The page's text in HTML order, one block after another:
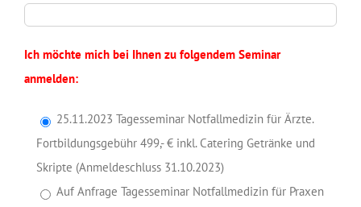
Ich möchte mich bei Ihnen zu folgendem Seminar
anmelden:
25.11.2023 Tagesseminar Notfallmedizin für Ärzte.
Fortbildungsgebühr 499,- € inkl. Catering Getränke und
Skripte (Anmeldeschluss 31.10.2023)
Auf Anfrage Tagesseminar Notfallmedizin für Praxen